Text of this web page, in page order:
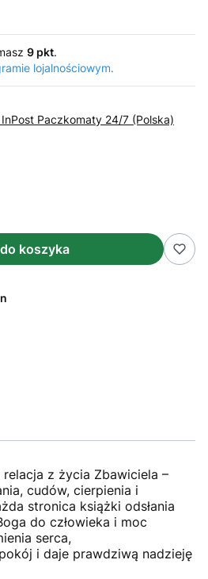
9 pkt.
lojalnościowym.
Paczkomaty 24/7 (Polska)
koszyka
relacja z życia Zbawiciela –
cudów, cierpienia i
stronica książki odsłania
do człowieka i moc
serca,
i daje prawdziwą nadzieję